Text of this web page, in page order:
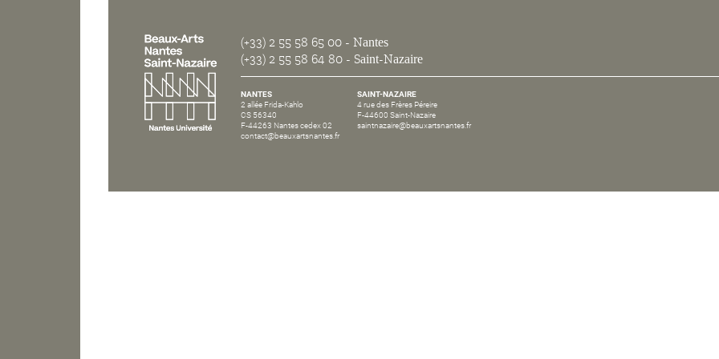
(+33) 2 55 58 65 00 - Nantes
(+33) 2 55 58 64 80 - Saint-Nazaire
NANTES
2 allée Frida-Kahlo
CS 56340
F-44263 Nantes cedex 02
contact@beauxartsnantes.fr
SAINT-NAZAIRE
4 rue des Frères Péreire
F-44600 Saint-Nazaire
saintnazaire@beauxartsnantes.fr